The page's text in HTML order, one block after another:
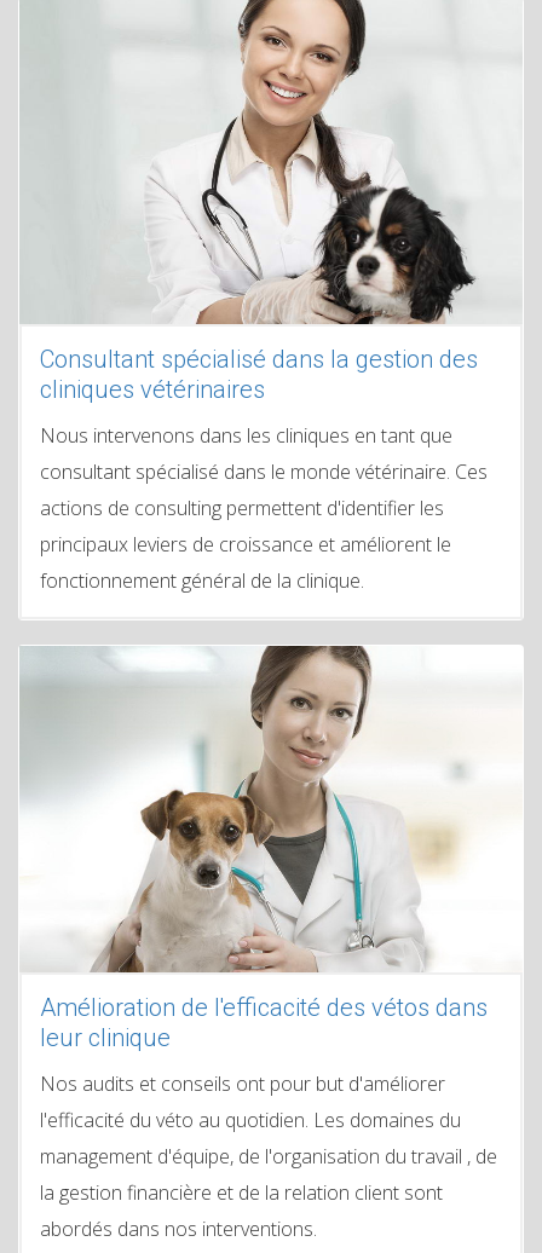
Consultant spécialisé dans la gestion des
cliniques vétérinaires
Nous intervenons dans les cliniques en tant que
consultant spécialisé dans le monde vétérinaire. Ces
actions de consulting permettent d'identifier les
principaux leviers de croissance et améliorent le
fonctionnement général de la clinique.
Amélioration de l'efficacité des vétos dans
leur clinique
Nos audits et conseils ont pour but d'améliorer
l'efficacité du véto au quotidien. Les domaines du
management d'équipe, de l'organisation du travail , de
la gestion financière et de la relation client sont
abordés dans nos interventions.